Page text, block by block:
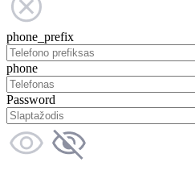
phone_prefix
phone
Password